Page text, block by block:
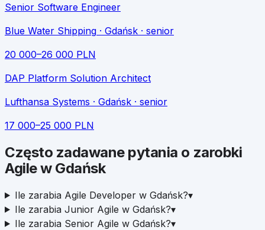
Senior Software Engineer
Blue Water Shipping · Gdańsk · senior
20 000–26 000 PLN
DAP Platform Solution Architect
Lufthansa Systems · Gdańsk · senior
17 000–25 000 PLN
Często zadawane pytania o zarobki
Agilew Gdańsk
Ile zarabia Agile Developer w Gdańsk?▾
Ile zarabia Junior Agile w Gdańsk?▾
Ile zarabia Senior Agile w Gdańsk?▾